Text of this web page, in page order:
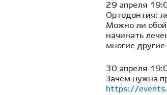
29 апреля
Ортодонтия:
Можно ли
начинать
многие
30 апреля
Зачем нужна
https://